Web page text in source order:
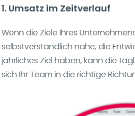
1. Umsatz im Zeitverlauf
Wenn die Ziele Ihres
selbstverständlich nahe, die
jährliches Ziel haben, kann die
sich Ihr Team in die richtige